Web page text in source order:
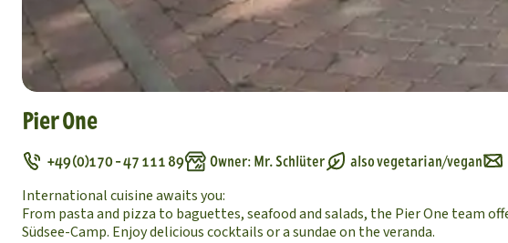
Pier One
+49 (0)170 - 47 111 89 Owner: Mr. Schlüter also vegetarian/vegan
International cuisine awaits you:
From pasta and pizza to baguettes, seafood and salads, the Pier One
Südsee-Camp. Enjoy delicious cocktails or a sundae on the veranda.